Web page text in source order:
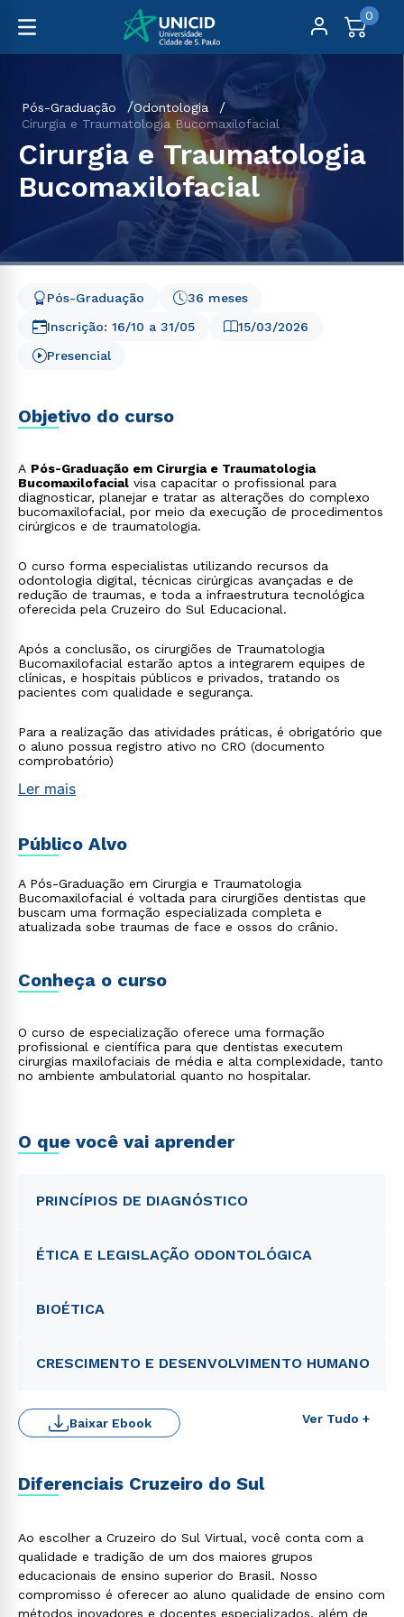
0
Pós-Graduação
Odontologia
Cirurgia e Traumatologia Bucomaxilofacial
Cirurgia e Traumatologia
Bucomaxilofacial
15/03/2026
36 meses
Pós-Graduação
Presencial
Inscrição: 16/10 a 31/05
Objetivo do curso
A Pós-Graduação em Cirurgia e Traumatologia
Bucomaxilofacial visa capacitar o profissional para
diagnosticar, planejar e tratar as alterações do complexo
bucomaxilofacial, por meio da execução de procedimentos
cirúrgicos e de traumatologia.
O curso forma especialistas utilizando recursos da
odontologia digital, técnicas cirúrgicas avançadas e de
redução de traumas, e toda a infraestrutura tecnológica
oferecida pela Cruzeiro do Sul Educacional.
Após a conclusão, os cirurgiões de Traumatologia
Bucomaxilofacial estarão aptos a integrarem equipes de
clínicas, e hospitais públicos e privados, tratando os
pacientes com qualidade e segurança.
Para a realização das atividades práticas, é obrigatório que
o aluno possua registro ativo no CRO (documento
comprobatório)
Ler mais
Público Alvo
A Pós-Graduação em Cirurgia e Traumatologia
Bucomaxilofacial é voltada para cirurgiões dentistas que
buscam uma formação especializada completa e
atualizada sobe traumas de face e ossos do crânio.
Conheça o curso
O curso de especialização oferece uma formação
profissional e científica para que dentistas executem
cirurgias maxilofaciais de média e alta complexidade, tanto
no ambiente ambulatorial quanto no hospitalar.
O que você vai aprender
PRINCÍPIOS DE DIAGNÓSTICO
ÉTICA E LEGISLAÇÃO ODONTOLÓGICA
BIOÉTICA
CRESCIMENTO E DESENVOLVIMENTO HUMANO
Ver Tudo +
Baixar Ebook
Diferenciais Cruzeiro do Sul
Ao escolher a Cruzeiro do Sul Virtual, você conta com a
qualidade e tradição de um dos maiores grupos
educacionais de ensino superior do Brasil. Nosso
compromisso é oferecer ao aluno qualidade de ensino com
métodos inovadores e docentes especializados, além de